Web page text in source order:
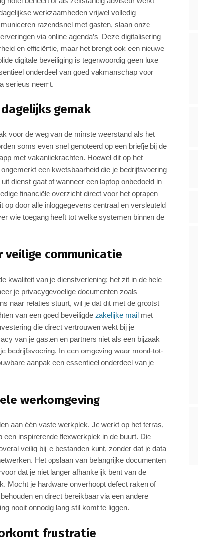
werkzaamheden vrijwel volledig
razendsnel met gasten, slaan onze
via online agenda’s. Deze digitalisering
en efficiëntie, maar het brengt ook een nieuwe
digitale beveiliging is tegenwoordig geen luxe
onderdeel van goed vakmanschap voor
serieus neemt.
gemak
voor de weg van de minste weerstand als het
soms even snel genoteerd op een briefje bij de
met vakantiekrachten. Hoewel dit op het
een kwetsbaarheid die je bedrijfsvoering
dienst gaat of wanneer een laptop onbedoeld in
financiële overzicht direct voor het oprapen
op door alle inloggegevens centraal en versleuteld
wie toegang heeft tot welke systemen binnen de
communicatie
kwaliteit van je dienstverlening; het zit in de hele
je privacygevoelige documenten zoals
naar relaties stuurt, wil je dat dit met de grootst
van een goed beveiligde zakelijke mailmet
die direct vertrouwen wekt bij je
van je gasten en partners niet als een bijzaak
bedrijfsvoering. In een omgeving waar mond-tot-
aanpak een essentieel onderdeel van je
werkomgeving
aan één vaste werkplek. Je werkt op het terras,
een inspirerende flexwerkplek in de buurt. Die
veilig bij je bestanden kunt, zonder dat je data
Het opslaan van belangrijke documenten
dat je niet langer afhankelijk bent van de
Mocht je hardware onverhoopt defect raken of
en direct bereikbaar via een andere
nooit onnodig lang stil komt te liggen.
frustratie